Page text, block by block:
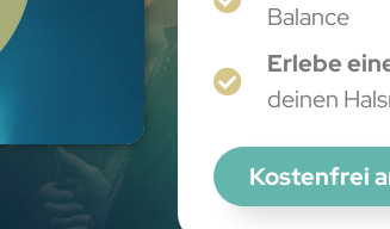
Balance
Erlebe
deinen
Kostenfrei